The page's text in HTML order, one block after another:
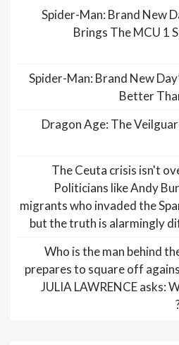
Spider-Man: Brand New
Brings The MCU 1
Spider-Man: Brand New
Better
Dragon Age: The
The Ceuta crisis isn't
Politicians like Andy
migrants who invaded the
but the truth is alarmingly
Who is the man behind
prepares to square off
JULIA LAWRENCE asks: